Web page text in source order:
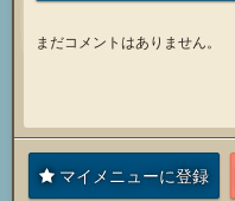
まだコメントはありません。
マイメニューに登録